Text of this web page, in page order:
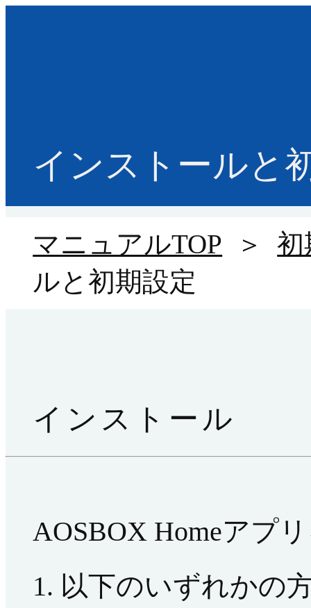
インストールと
マニュアルTOP ＞初
ルと初期設定
インストール
AOSBOX Homeアプ
以下のいずれかの